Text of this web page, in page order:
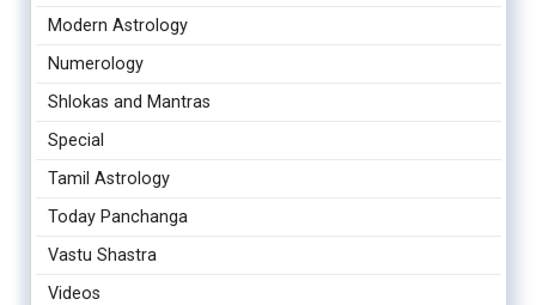
Modern Astrology
Numerology
Shlokas and Mantras
Special
Tamil Astrology
Today Panchanga
Vastu Shastra
Videos